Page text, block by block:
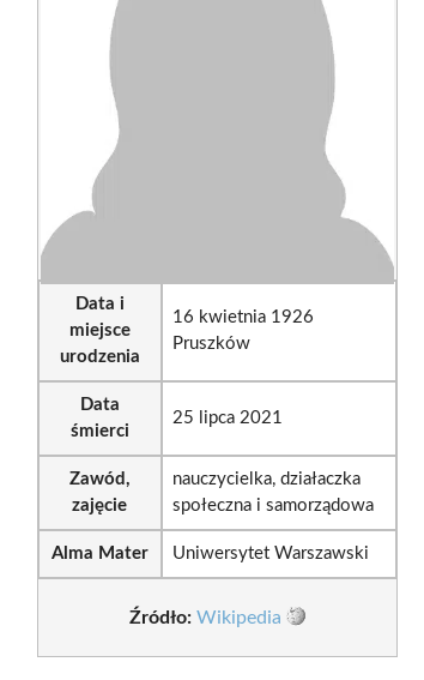
Data i
miejsce
urodzenia
16 kwietnia 1926
Pruszków
Data
śmierci
25 lipca 2021
Zawód,
zajęcie
nauczycielka, działaczka
społeczna i samorządowa
Alma Mater Uniwersytet Warszawski
Źródło: Wikipedia